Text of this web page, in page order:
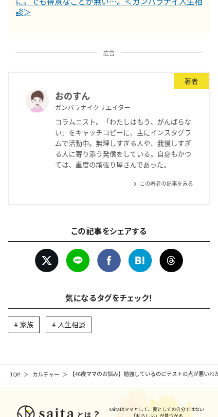
TOP カルチャー 【46歳ママのお悩み】勉強しているのにテストの点が悪い
談＞
広告
著者
おのすん
ガンバラナイクリエイター
コラムニスト。「わたしはもう、がんばらな
い」をキャッチコピーに、主にインスタグラ
ムで活動中。無理しすぎる人や、我慢しすぎ
る人に寄り添う発信をしている。自身もかつ
ては、重度の頑張り屋さんであった。
この著者の記事をみる
この記事をシェアする
気になるタグをチェック！
家族 人生相談